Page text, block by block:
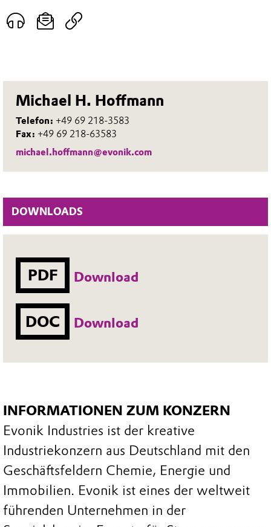
Michael H. Hoffmann
Telefon: +49 69 218-3583
Fax: +49 69 218-63583
michael.hoffmann@evonik.com
DOWNLOADS
PDF Download
DOC Download
INFORMATIONEN ZUM KONZERN
Evonik Industries ist der kreative
Industriekonzern aus Deutschland mit den
Geschäftsfeldern Chemie, Energie und
Immobilien. Evonik ist eines der weltweit
führenden Unternehmen in der